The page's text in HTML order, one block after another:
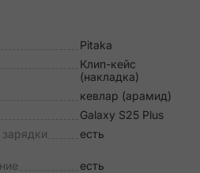
Pitaka
Клип-кейс
(накладка)
кевлар (арамид)
Galaxy S25 Plus
есть
есть